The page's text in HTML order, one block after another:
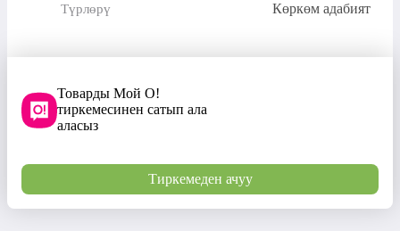
Түрлөрү Көркөм адабият
Товарды Мой О!
тиркемесинен сатып ала
аласыз
Тиркемеден ачуу